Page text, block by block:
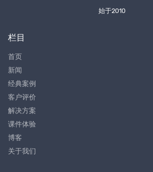
始于2010
栏目
首页
新闻
经典案例
客户评价
解决方案
课件体验
博客
关于我们